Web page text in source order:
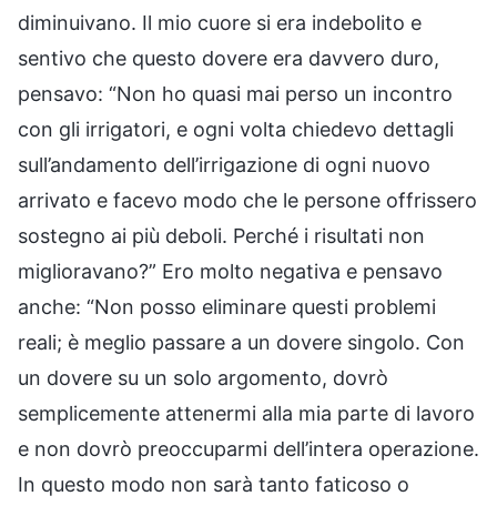
diminuivano. Il mio cuore si era indebolito e
sentivo che questo dovere era davvero duro,
pensavo: “Non ho quasi mai perso un incontro
con gli irrigatori, e ogni volta chiedevo dettagli
sull’andamento dell’irrigazione di ogni nuovo
arrivato e facevo modo che le persone offrissero
sostegno ai più deboli. Perché i risultati non
miglioravano?” Ero molto negativa e pensavo
anche: “Non posso eliminare questi problemi
reali; è meglio passare a un dovere singolo. Con
un dovere su un solo argomento, dovrò
semplicemente attenermi alla mia parte di lavoro
e non dovrò preoccuparmi dell’intera operazione.
In questo modo non sarà tanto faticoso o